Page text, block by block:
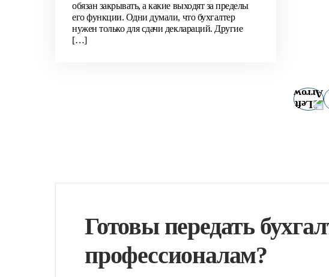
обязан закрывать, а какие выходят за пределы
его функции. Одни думали, что бухгалтер
нужен только для сдачи деклараций. Другие
[…]
Готовы передать
профессионалам?